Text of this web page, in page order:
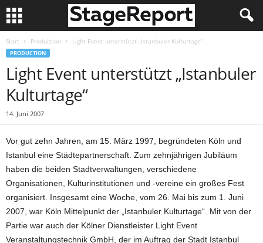
Start Production Light Event unterstützt „Istanbuler Kulturtage“
PRODUCTION
Light Event unterstützt „Istanbuler
Kulturtage“
14. Juni 2007
Vor gut zehn Jahren, am 15. März 1997, begründeten Köln und
Istanbul eine Städtepartnerschaft. Zum zehnjährigen Jubiläum
haben die beiden Stadtverwaltungen, verschiedene
Organisationen, Kulturinstitutionen und -vereine ein großes Fest
organisiert. Insgesamt eine Woche, vom 26. Mai bis zum 1. Juni
2007, war Köln Mittelpunkt der „Istanbuler Kulturtage“. Mit von der
Partie war auch der Kölner Dienstleister Light Event
Veranstaltungstechnik GmbH, der im Auftrag der Stadt Istanbul